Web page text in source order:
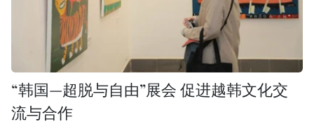
“韩国—超脱与自由”展会 促进越韩文化交
流与合作